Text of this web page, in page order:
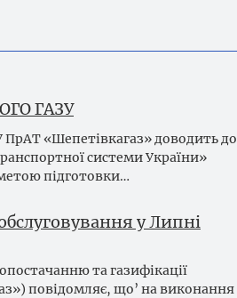
ГАЗУ
«Шепетівкагаз» доводить до
системи України»
підготовки…
у Липні
та газифікації
повідомляє, що’ на виконання